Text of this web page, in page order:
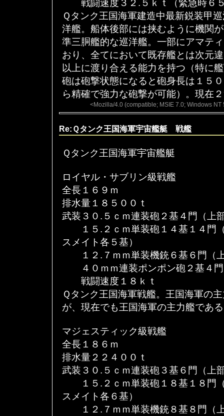
戦闘速度３２.５ｋｔ（緊急時６
Ｑタンク王国海軍建造中最新鋭装甲
洋艦。船体後部には挟むように機関
準三胴艦的な巡洋艦。一部にアマテ
おり、全てにおいて既存艦とは次元
以上に渡り合える能力を持つ（特に
砲は砲撃状態になると砲身長は１５
ら精確で強力な砲撃が可能）。現在
<Mozilla/4.0 (compatible; MSIE 7.0; Windows
Re:Ｑタンク王国海軍宇宙艦艇 戦艦
Ｑタンク王国海軍宇宙艦艇
ロイヤル・サブリン級戦艦
全長１６９ｍ
排水量１８５００ｔ
武装３０.５ｃｍ連装砲２基４門（上
１５.２ｃｍ単装砲１４基１４門
スメイト各５基）
１２.７ｍｍ単装機銃６基６門（
４０ｍｍ連装ポンポン砲２基４門
戦闘速度１８ｋｔ
Ｑタンク王国海軍戦艦。王国海軍の
が、現在でも王国海軍の主力艦であ
マジェスティック級戦艦
全長１８６ｍ
排水量２２４００ｔ
武装３０.５ｃｍ連装砲３基６門（上
１５.２ｃｍ単装砲１８基１８門
スメイト各６基）
１２.７ｍｍ単装機銃８基８門（